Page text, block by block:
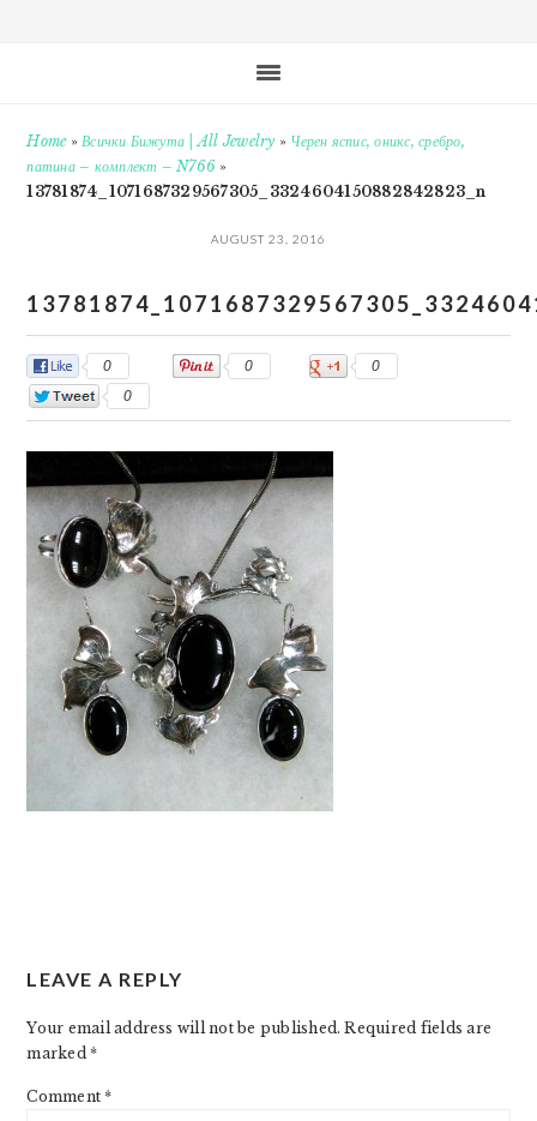
Home»Всички Бижута | All Jewelry » Черен яспис, оникс, сребро,
патина – комплект – N766 »
13781874_1071687329567305_3324604150882842823_n
AUGUST 23, 2016
0 0
0
0
INTERACTIONS
LEAVE A REPLY
Your email address will not be published. Required fields are
marked*
Comment*